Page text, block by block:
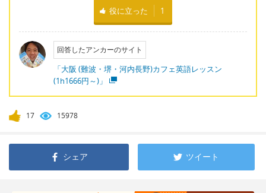
役に立った 1
回答したアンカーのサイト
「大阪 (難波・堺・河内長野)カフェ英語レッスン
(1h1666円～)」
17 15978
シェア ツイート